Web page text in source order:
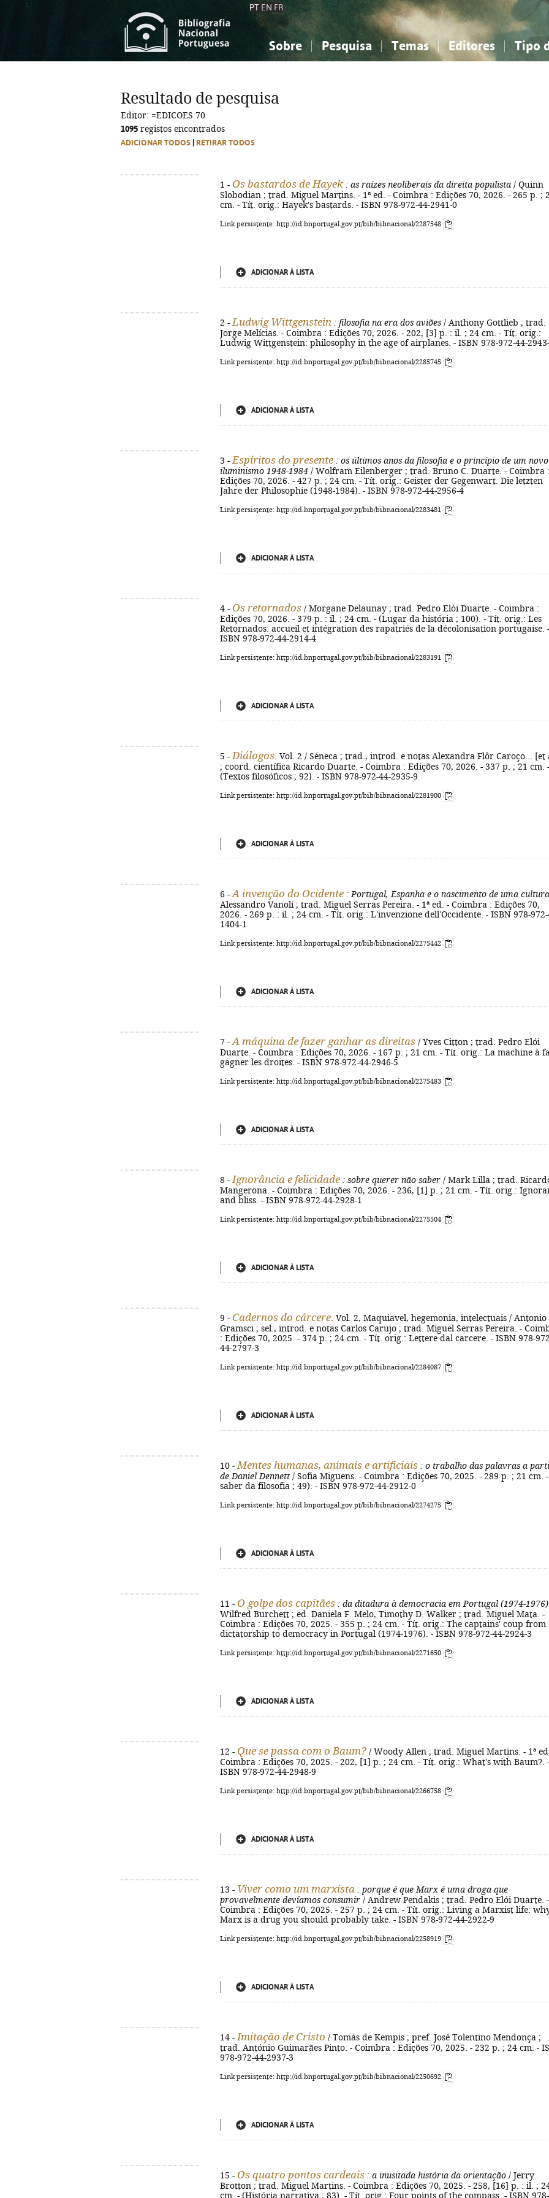
PT EN FR
Sobre Pesquisa Temas
Ciências sociais...
Editores Tipo
Ciências sociais...
Resultado de pesquisa
Editor: =EDICOES 70
1095 registos encontrados
ADICIONAR TODOS RETIRAR TODOS
1 - Os bastardos de Hayek : as raízes neoliberais da direita populista / Quinn
Slobodian ; trad. Miguel Martins. - 1ª ed. - Coimbra : Edições 70, 2026. - 265 p. ;
cm. - Tít. orig.: Hayek's bastards. - ISBN 978-972-44-2941-0
Link persistente: http://id.bnportugal.gov.pt/bib/bibnacional/2287548
ADICIONAR À LISTA
2 - Ludwig Wittgenstein : filosofia na era dos aviões / Anthony Gottlieb ; trad.
Jorge Melícias. - Coimbra : Edições 70, 2026. - 202, [3] p. : il. ; 24 cm. - Tít. orig.:
Ludwig Wittgenstein: philosophy in the age of airplanes. - ISBN 978-972-44-
Link persistente: http://id.bnportugal.gov.pt/bib/bibnacional/2285745
ADICIONAR À LISTA
3 - Espíritos do presente : os últimos anos da filosofia e o princípio de um novo
iluminismo 1948-1984 / Wolfram Eilenberger ; trad. Bruno C. Duarte. - Coimbra :
Edições 70, 2026. - 427 p. ; 24 cm. - Tít. orig.: Geister der Gegenwart. Die letzten
Jahre der Philosophie (1948-1984). - ISBN 978-972-44-2956-4
Link persistente: http://id.bnportugal.gov.pt/bib/bibnacional/2283481
ADICIONAR À LISTA
4 - Os retornados / Morgane Delaunay ; trad. Pedro Elói Duarte. - Coimbra :
Edições 70, 2026. - 379 p. : il. ; 24 cm. - (Lugar da história ; 100). - Tít. orig.: Les
Retornados: accueil et intégration des rapatriés de la décolonisation portugaise. -
ISBN 978-972-44-2914-4
Link persistente: http://id.bnportugal.gov.pt/bib/bibnacional/2283191
ADICIONAR À LISTA
5 - Diálogos . Vol. 2 / Séneca ; trad., introd. e notas Alexandra Flôr Caroço... [et
; coord. científica Ricardo Duarte. - Coimbra : Edições 70, 2026. - 337 p. ; 21 cm. -
(Textos filosóficos ; 92). - ISBN 978-972-44-2935-9
Link persistente: http://id.bnportugal.gov.pt/bib/bibnacional/2281900
ADICIONAR À LISTA
6 - A invenção do Ocidente : Portugal, Espanha e o nascimento de uma cultura
Alessandro Vanoli ; trad. Miguel Serras Pereira. - 1ª ed. - Coimbra : Edições 70,
2026. - 269 p. : il. ; 24 cm. - Tít. orig.: L'invenzione dell'Occidente. - ISBN 978-972-
1404-1
Link persistente: http://id.bnportugal.gov.pt/bib/bibnacional/2275442
ADICIONAR À LISTA
7 - A máquina de fazer ganhar as direitas / Yves Citton ; trad. Pedro Elói
Duarte. - Coimbra : Edições 70, 2026. - 167 p. ; 21 cm. - Tít. orig.: La machine à
gagner les droites. - ISBN 978-972-44-2946-5
Link persistente: http://id.bnportugal.gov.pt/bib/bibnacional/2275483
ADICIONAR À LISTA
8 - Ignorância e felicidade : sobre querer não saber / Mark Lilla ; trad.
Mangerona. - Coimbra : Edições 70, 2026. - 236, [1] p. ; 21 cm. - Tít. orig.:
and bliss. - ISBN 978-972-44-2928-1
Link persistente: http://id.bnportugal.gov.pt/bib/bibnacional/2275504
ADICIONAR À LISTA
9 - Cadernos do cárcere . Vol. 2, Maquiavel, hegemonia, intelectuais / Antonio
Gramsci ; sel., introd. e notas Carlos Carujo ; trad. Miguel Serras Pereira. -
: Edições 70, 2025. - 374 p. ; 24 cm. - Tít. orig.: Lettere dal carcere. - ISBN 978-
44-2797-3
Link persistente: http://id.bnportugal.gov.pt/bib/bibnacional/2284087
ADICIONAR À LISTA
10 - Mentes humanas, animais e artificiais : o trabalho das palavras a
de Daniel Dennett/ Sofia Miguens. - Coimbra : Edições 70, 2025. - 289 p. ; 21 cm.
saber da filosofia ; 49). - ISBN 978-972-44-2912-0
Link persistente: http://id.bnportugal.gov.pt/bib/bibnacional/2274275
ADICIONAR À LISTA
11 - O golpe dos capitães : da ditadura à democracia em Portugal (1974-1976)
Wilfred Burchett ; ed. Daniela F. Melo, Timothy D. Walker ; trad. Miguel Mata. -
Coimbra : Edições 70, 2025. - 355 p. ; 24 cm. - Tít. orig.: The captains' coup from
dictatorship to democracy in Portugal (1974-1976). - ISBN 978-972-44-2924-3
Link persistente: http://id.bnportugal.gov.pt/bib/bibnacional/2271650
ADICIONAR À LISTA
12 - Que se passa com o Baum? / Woody Allen ; trad. Miguel Martins. - 1ª
Coimbra : Edições 70, 2025. - 202, [1] p. ; 24 cm. - Tít. orig.: What's with Baum?. -
ISBN 978-972-44-2948-9
Link persistente: http://id.bnportugal.gov.pt/bib/bibnacional/2266758
ADICIONAR À LISTA
13 - Viver como um marxista : porque é que Marx é uma droga que
provavelmente devíamos consumir / Andrew Pendakis ; trad. Pedro Elói Duarte. -
Coimbra : Edições 70, 2025. - 257 p. ; 24 cm. - Tít. orig.: Living a Marxist life:
Marx is a drug you should probably take. - ISBN 978-972-44-2922-9
Link persistente: http://id.bnportugal.gov.pt/bib/bibnacional/2258919
ADICIONAR À LISTA
14 - Imitação de Cristo / Tomás de Kempis ; pref. José Tolentino Mendonça ;
trad. António Guimarães Pinto. - Coimbra : Edições 70, 2025. - 232 p. ; 24 cm. -
978-972-44-2937-3
Link persistente: http://id.bnportugal.gov.pt/bib/bibnacional/2250692
ADICIONAR À LISTA
15 - Os quatro pontos cardeais : a inusitada história da orientação / Jerry
Brotton ; trad. Miguel Martins. - Coimbra : Edições 70, 2025. - 258, [16] p. : il. ;
cm. - (História narrativa ; 83). - Tít. orig.: Four points of the compass. - ISBN 978-